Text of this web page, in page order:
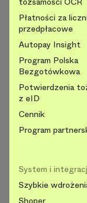
Płatności za
przedpłacowe
Autopay Insight
Program Polska
Bezgotówkowa
Potwierdzenia
z eID
Cennik
Program
System i
Szybkie